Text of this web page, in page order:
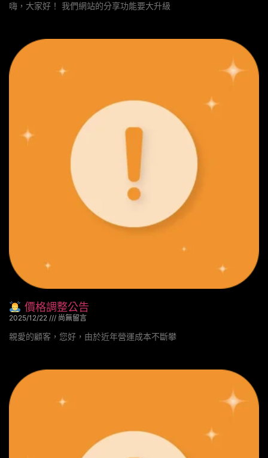
嗨，大家好！ 我們網站的分享功能要大升級
價格調整公告
2025/12/22 尚無留言
親愛的顧客，您好，由於近年營運成本不斷攀